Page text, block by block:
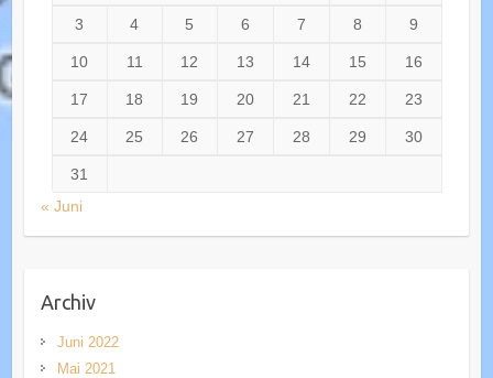
3 4 5 6 7 8 9
10 11 12 13 14 15 16
17 18 19 20 21 22 23
24 25 26 27 28 29 30
31
« Juni
Archiv
Juni 2022
Mai 2021